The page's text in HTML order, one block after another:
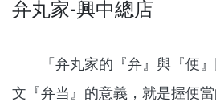
弁丸家-興中總店
「弁丸家的『弁』與『便』
文『弁当』的意義，就是握便